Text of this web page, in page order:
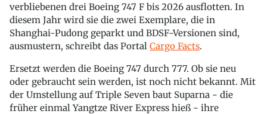
verbliebenen drei Boeing 747 F bis 2026 ausflotten. In
diesem Jahr wird sie die zwei Exemplare, die in
Shanghai-Pudong geparkt und BDSF-Versionen sind,
ausmustern, schreibt das Portal Cargo Facts.
Ersetzt werden die Boeing 747 durch 777. Ob sie neu
oder gebraucht sein werden, ist noch nicht bekannt. Mit
der Umstellung auf Triple Seven baut Suparna - die
früher einmal Yangtze River Express hieß - ihre